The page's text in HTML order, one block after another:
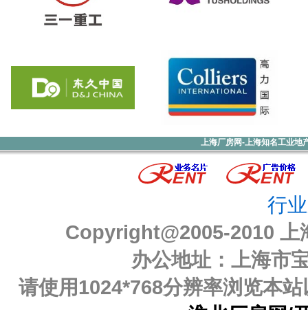
上海厂房网-上海知名工业地
行
Copyright@2005-2010 上
办公地址：上海市
请使用1024*768分辨率浏览本